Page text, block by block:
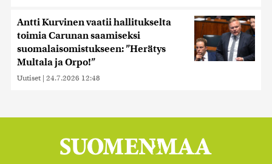
Antti Kurvinen vaatii hallitukselta
toimia Carunan saamiseksi
suomalaisomistukseen: ”Herätys
Multala ja Orpo!”
Uutiset | 24.7.2026 12:48